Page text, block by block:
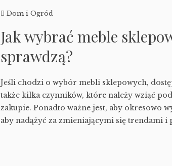
Dom i Ogród
Jak wybrać meble
sprawdzą?
Jeśli chodzi o wybór mebli sklepowych,
także kilka czynników, które należy wziąć
zakupie. Ponadto ważne jest, aby okresowo
aby nadążyć za zmieniającymi się trendami